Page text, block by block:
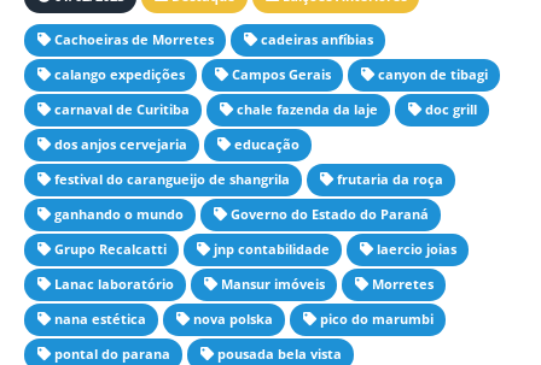
Cachoeiras de Morretes
cadeiras anfíbias
calango expedições
Campos Gerais
canyon de tibagi
carnaval de Curitiba
chale fazenda da laje
doc grill
dos anjos cervejaria
educação
festival do carangueijo de shangrila
frutaria da roça
ganhando o mundo
Governo do Estado do Paraná
Grupo Recalcatti
jnp contabilidade
laercio joias
Lanac laboratório
Mansur imóveis
Morretes
nana estética
nova polska
pico do marumbi
pontal do parana
pousada bela vista